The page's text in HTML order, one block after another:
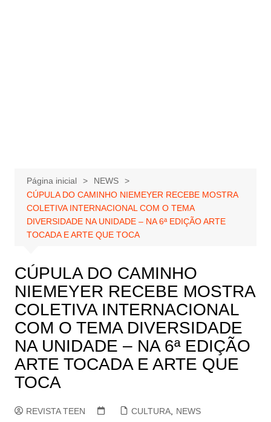
Página inicial
NEWS
CÚPULA DO CAMINHO NIEMEYER RECEBE MOSTRA
COLETIVA INTERNACIONAL COM O TEMA
DIVERSIDADE NA UNIDADE – NA 6ª EDIÇÃO ARTE
TOCADA E ARTE QUE TOCA
CÚPULA DO CAMINHO
NIEMEYER RECEBE MOSTRA
COLETIVA INTERNACIONAL
COM O TEMA DIVERSIDADE
NA UNIDADE – NA 6ª EDIÇÃO
ARTE TOCADA E ARTE QUE
TOCA
REVISTA TEEN CULTURA, NEWS